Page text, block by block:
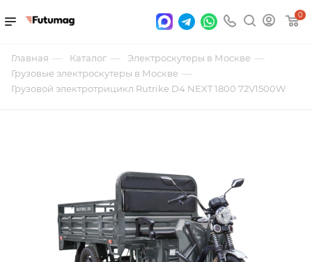
0
Главная — Каталог — Электроскутеры в Москве —
Грузовые электроскутеры в Москве —
Грузовой электротрицикл Rutrike D4 NEXT 1800 72V1500W